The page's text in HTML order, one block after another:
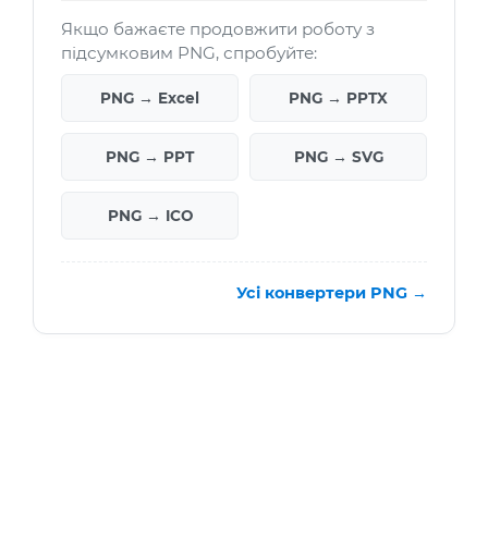
Якщо бажаєте продовжити роботу з
підсумковим PNG, спробуйте:
PNG → Excel PNG → PPTX
PNG → PPT PNG → SVG
PNG → ICO
Усі конвертери PNG →